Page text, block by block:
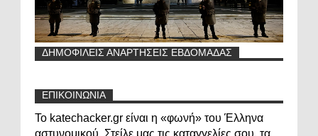
ΔΗΜΟΦΙΛΕΙΣ ΑΝΑΡΤΗΣΕΙΣ ΕΒΔΟΜΑΔΑΣ
ΕΠΙΚΟΙΝΩΝΙΑ
Το katechacker.gr είναι η «φωνή» του Έλληνα